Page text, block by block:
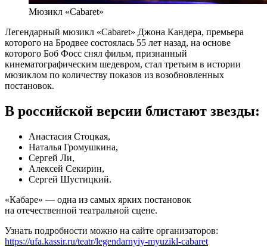
Мюзикл «Cabaret»
Легендарный мюзикл «Cabaret» Джона Кандера, премьера
которого на Бродвее состоялась 55 лет назад, на основе
которого Боб Фосс снял фильм, признанный
кинематографическим шедевром, стал третьим в истории
мюзиклом по количеству показов из возобновленных
постановок.
В российской версии блистают звезды:
Анастасия Стоцкая,
Наталья Громушкина,
Сергей Ли,
Алексей Секирин,
Сергей Шустицкий.
«Кабаре» — одна из самых ярких постановок
на отечественной театральной сцене.
Узнать подробности можно на сайте организаторов:
https://ufa.kassir.ru/teatr/legendarnyiy-myuzikl-cabaret